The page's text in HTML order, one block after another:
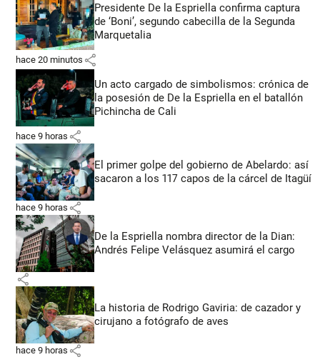
Presidente De la Espriella confirma captura
de ‘Boni’, segundo cabecilla de la Segunda
Marquetalia
hace 20 minutos share
Un acto cargado de simbolismos: crónica de
la posesión de De la Espriella en el batallón
Pichincha de Cali
hace 9 horas share
El primer golpe del gobierno de Abelardo: así
sacaron a los 117 capos de la cárcel de Itagüí
hace 9 horas share
De la Espriella nombra director de la Dian:
Andrés Felipe Velásquez asumirá el cargo
share
La historia de Rodrigo Gaviria: de cazador y
cirujano a fotógrafo de aves
hace 9 horas share